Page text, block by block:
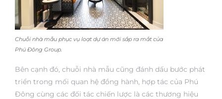
Chuỗi nhà mẫu phục vụ loạt dự án mới sắp ra mắt của
Phú Đông Group.
Bên cạnh đó, chuỗi nhà mẫu cũng đánh dấu bước phát
triển trong mối quan hệ đồng hành, hợp tác của Phú
Đông cùng các đối tác chiến lược là các thương hiệu